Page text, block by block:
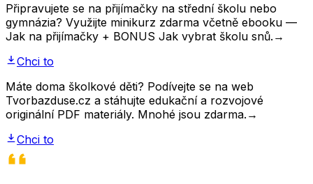
Připravujete se na přijímačky na střední školu nebo
gymnázia? Využijte minikurz zdarma včetně ebooku —
Jak na přijímačky + BONUS Jak vybrat školu snů. →
Chci to
Máte doma školkové děti? Podívejte se na web
Tvorbazduse.cz a stáhujte edukační a rozvojové
originální PDF materiály. Mnohé jsou zdarma. →
Chci to